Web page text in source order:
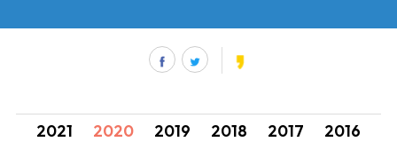
2021 2020 2019 2018 2017
2016